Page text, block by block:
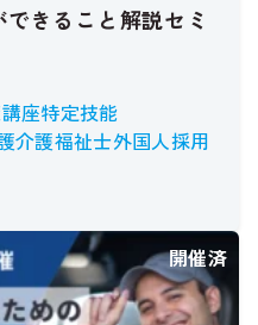
きること解説セミ
座特定技能
介護福祉士外国人採用
開催済